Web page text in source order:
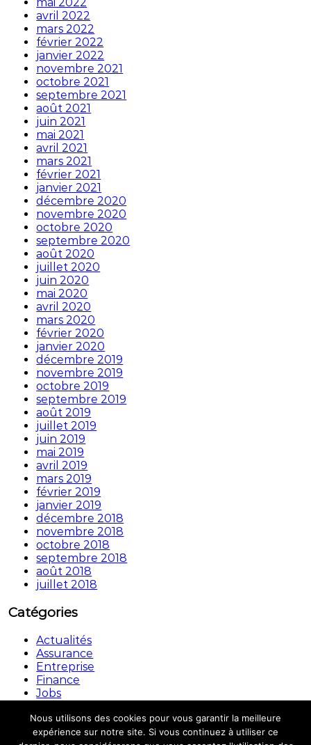
avril 2022
mars 2022
février 2022
janvier 2022
novembre 2021
octobre 2021
septembre 2021
août 2021
juin 2021
mai 2021
avril 2021
mars 2021
février 2021
janvier 2021
décembre 2020
novembre 2020
octobre 2020
septembre 2020
août 2020
juillet 2020
juin 2020
mai 2020
avril 2020
mars 2020
février 2020
janvier 2020
décembre 2019
novembre 2019
octobre 2019
septembre 2019
août 2019
juillet 2019
juin 2019
mai 2019
avril 2019
mars 2019
février 2019
janvier 2019
décembre 2018
novembre 2018
octobre 2018
septembre 2018
août 2018
juillet 2018
Catégories
Actualités
Assurance
Entreprise
Finance
Jobs
Copyright © © 2026.AutomouvAll rights reserved.
Nous utilisons des cookies pour vous garantir la meilleure
expérience sur notre site. Si vous continuez à utiliser ce